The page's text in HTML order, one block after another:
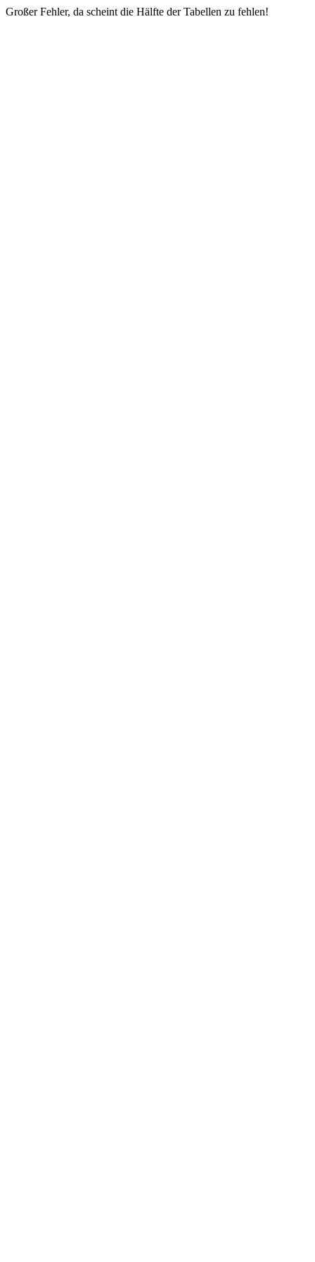
Großer Fehler, da scheint die Hälfte der Tabellen zu fehlen!